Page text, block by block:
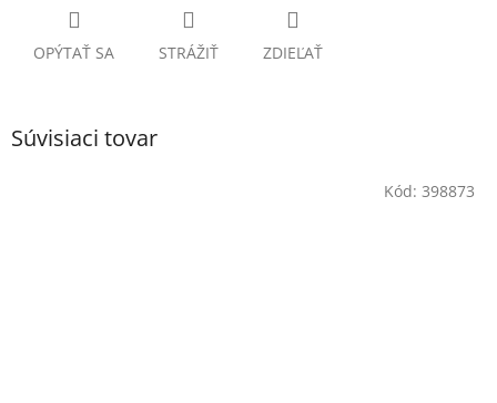
OPÝTAŤ SA STRÁŽIŤ ZDIEĽAŤ
Súvisiaci tovar
Kód: 398873